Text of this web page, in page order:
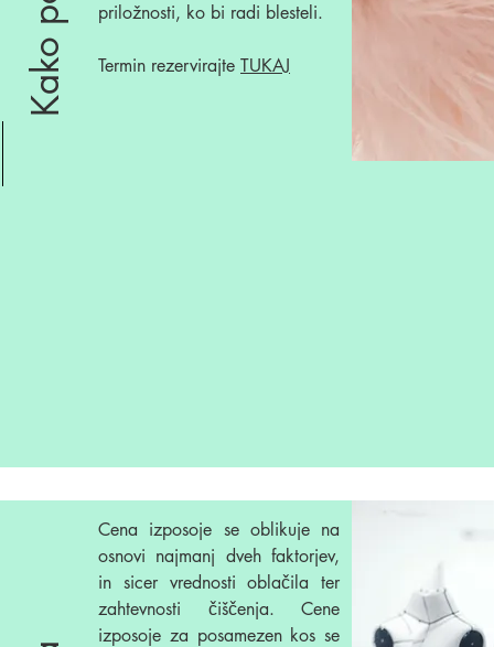
priložnosti, ko bi radi blesteli.
Termin rezervirajte TUKAJ
Cena izposoje se oblikuje na
osnovi najmanj dveh faktorjev,
in sicer vrednosti oblačila ter
zahtevnosti čiščenja. Cene
izposoje za posamezen kos se